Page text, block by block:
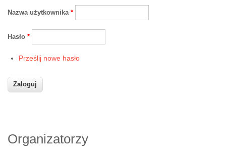
Nazwa użytkownika *
Hasło *
Prześlij nowe hasło
Organizatorzy